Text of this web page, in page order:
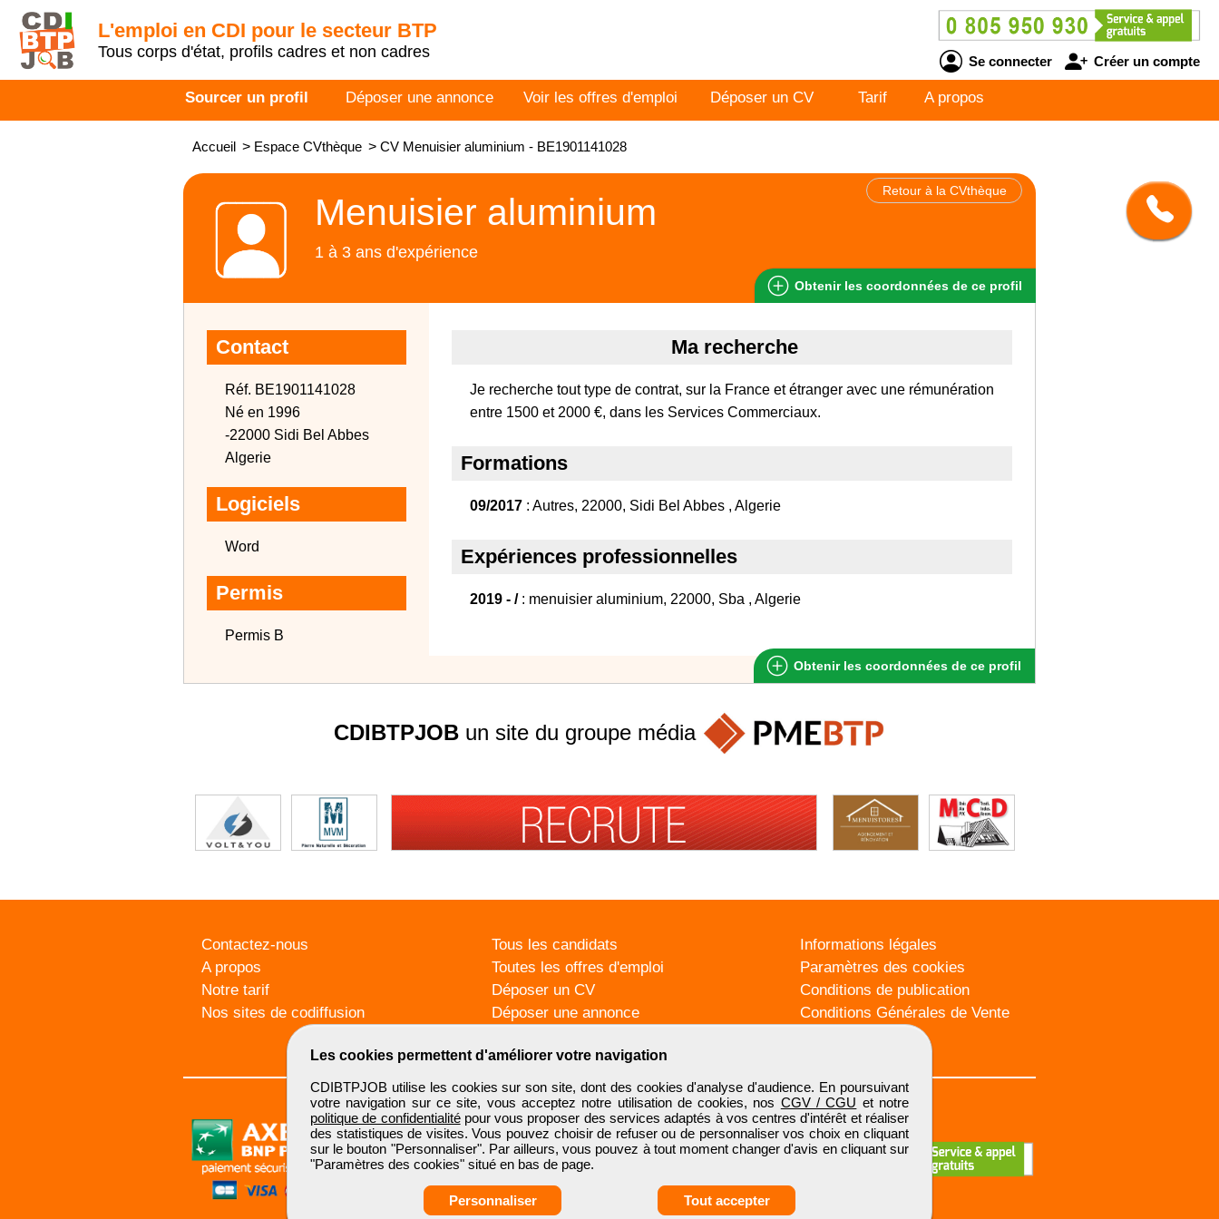
L'emploi en CDI pour le secteur BTP
Tous corps d'état, profils cadres et non cadres
Se connecter Créer un compte
Sourcer un profil Déposer une annonce Voir les offres d'emploi Déposer un CV Tarif A propos
Accueil > Espace CVthèque > CV Menuisier aluminium - BE1901141028
Retour à la CVthèque
Menuisier aluminium
1 à 3 ans d'expérience
Obtenir les coordonnées de ce profil
Contact
Réf. BE1901141028
Né en 1996
-22000 Sidi Bel Abbes
Algerie
Logiciels
Word
Permis
Permis B
Ma recherche
Je recherche tout type de contrat, sur la France et étranger avec une rémunération
entre 1500 et 2000 €, dans les Services Commerciaux.
Formations
09/2017 : Autres, 22000, Sidi Bel Abbes , Algerie
Expériences professionnelles
2019 - /: menuisier aluminium, 22000, Sba , Algerie
Obtenir les coordonnées de ce profil
Les cookies permettent d'améliorer votre navigation
CDIBTPJOB utilise les cookies sur son site, dont des cookies d'analyse d'audience. En poursuivant
votre navigation sur ce site, vous acceptez notre utilisation de cookies, nos CGV / CGU et notre
politique de confidentialitépour vous proposer des services adaptés à vos centres d'intérêt et réaliser
des statistiques de visites. Vous pouvez choisir de refuser ou de personnaliser vos choix en cliquant
sur le bouton "Personnaliser". Par ailleurs, vous pouvez à tout moment changer d'avis en cliquant sur
"Paramètres des cookies" situé en bas de page.
Personnaliser Tout accepter
CDIBTPJOBun site du groupe média
Contactez-nous
A propos
Notre tarif
Nos sites de codiffusion
Tous les candidats
Toutes les offres d'emploi
Déposer un CV
Déposer une annonce
Informations légales
Paramètres des cookies
Conditions de publication
Conditions Générales de Vente